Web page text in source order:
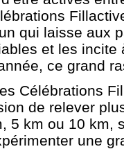
qui laisse aux
et les incite
ce grand
Célébrations
de relever
5 km ou 10 km,
une